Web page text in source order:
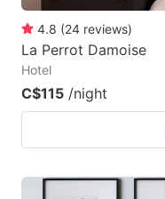
4.8 (24 reviews)
La Perrot Damoise
Hotel
C$115 /night